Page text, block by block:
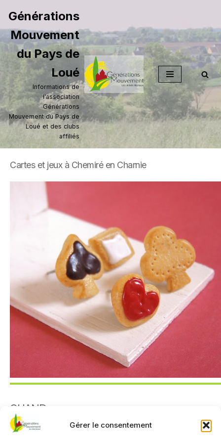
Gérer le consentement
Aller
au
contenu
Générations
Mouvement
du Pays de
Loué
Informations de
l'association
Générations
Mouvement du Pays de
Loué et des clubs
affiliés
Cartes et jeux à Chemiré en Charnie
QUAND
18 novembre 2025